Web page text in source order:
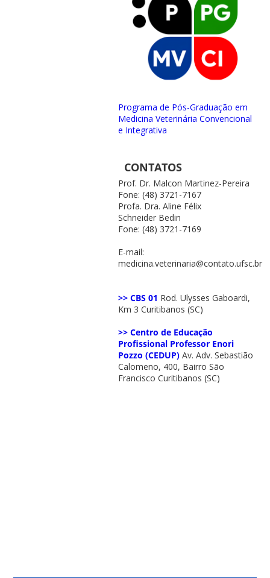
Programa de Pós-Graduação em
Medicina Veterinária Convencional
e Integrativa
CONTATOS
Prof. Dr. Malcon Martinez-Pereira
Fone: (48) 3721-7167
Profa. Dra. Aline Félix
Schneider Bedin
Fone: (48) 3721-7169
E-mail:
medicina.veterinaria@contato.ufsc.br
>> CBS 01 Rod. Ulysses Gaboardi,
Km 3 Curitibanos (SC)
>> Centro de Educação
Profissional Professor Enori
Pozzo (CEDUP)Av. Adv. Sebastião
Calomeno, 400, Bairro São
Francisco Curitibanos (SC)